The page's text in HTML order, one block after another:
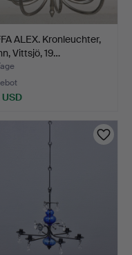
ALEX. Kronleuchter,
Vittsjö, 19…